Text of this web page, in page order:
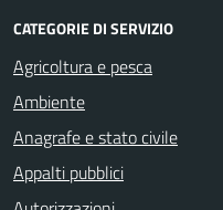
CATEGORIE DI SERVIZIO
Agricoltura e pesca
Ambiente
Anagrafe e stato civile
Appalti pubblici